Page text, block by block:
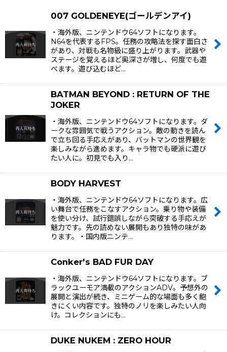
在庫あり
絞り込む
007 GOLDENEYE(ゴールデンアイ)
・海外版、ニンテンドウ64ソフトになります。
N64を代表するFPS。任務の攻略法を探す面白さ
があり、対戦も名物級に盛り上がります。武器や
ステージを覚えるほど奥深さが増し、何度でも遊
べます。遊び込むほど…
BATMAN BEYOND : RETURN OF THE
JOKER
・海外版、ニンテンドウ64ソフトになります。ダ
ークな雰囲気で戦うアクション。敵の動きを読ん
で立ち回る手応えがあり、バットマンの世界観を
楽しみながら進めます。キャラ物でも硬派に遊び
たい人に。初見でも入り…
BODY HARVEST
・海外版、ニンテンドウ64ソフトになります。広
い舞台で任務をこなすアクション。乗り物や装備
を使い分け、試行錯誤しながら突破する手応えが
魅力です。先の読めない展開もあり独特の味があ
ります。・国内版ニンテ…
Conker's BAD FUR DAY
・海外版、ニンテンドウ64ソフトになります。ブ
ラックユーモア満載のアクションADV。予想外の
展開と演出が続き、ミニゲーム的な場面も多く飽
きにくい内容です。独特のノリを楽しみたい人向
け。コレクションにも…
DUKE NUKEM : ZERO HOUR